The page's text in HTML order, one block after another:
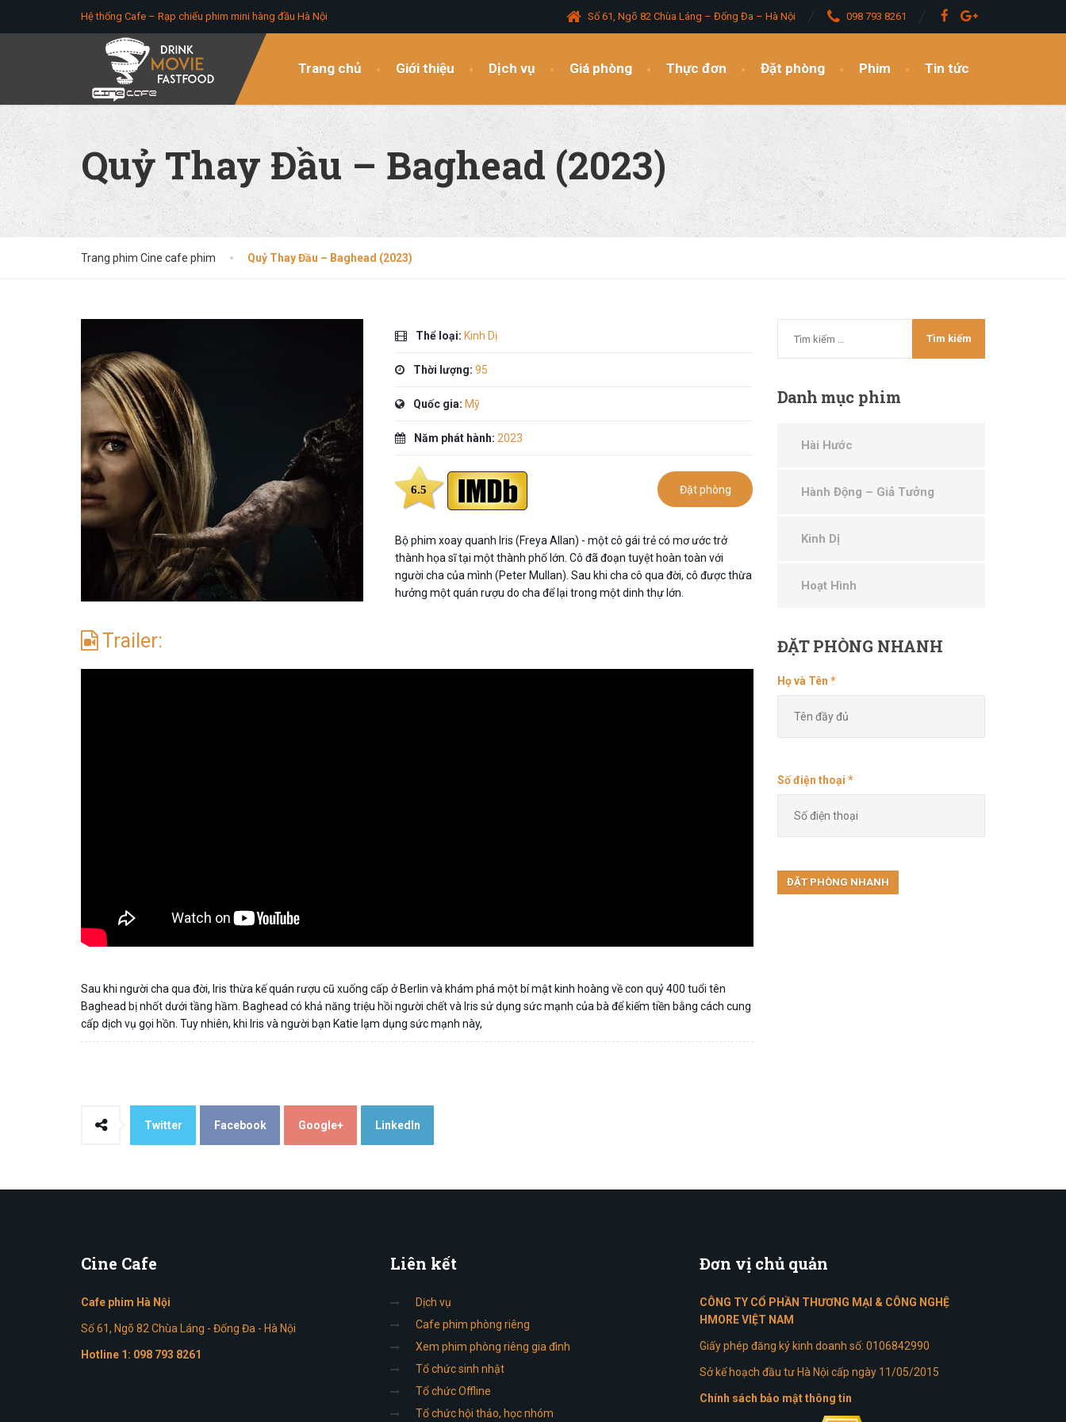
Hệ thống Cafe – Rạp chiếu phim mini hàng đầu Hà Nội Số 61, Ngõ 82 Chùa Láng – Đống Đa – Hà Nội 098 793 8261
Trang chủ Giới thiệu Dịch vụ Giá phòng Thực đơn Đặt phòng Phim Tin tức
Quỷ Thay Đầu – Baghead (2023)
Trang phim Cine cafe phim Quỷ Thay Đầu – Baghead (2023)
Thể loại: Kinh Dị
Thời lượng: 95
Quốc gia: Mỹ
Năm phát hành: 2023
6.5 Đặt phòng
Bộ phim xoay quanh Iris (Freya Allan) - một cô gái trẻ có mơ ước trở
thành họa sĩ tại một thành phố lớn. Cô đã đoạn tuyệt hoàn toàn với
người cha của mình (Peter Mullan). Sau khi cha cô qua đời, cô được thừa
hưởng một quán rượu do cha để lại trong một dinh thự lớn.
Trailer:
Sau khi người cha qua đời, Iris thừa kế quán rượu cũ xuống cấp ở Berlin và khám phá một bí mật kinh hoàng về con quỷ 400 tuổi tên
Baghead bị nhốt dưới tầng hầm. Baghead có khả năng triệu hồi người chết và Iris sử dụng sức mạnh của bà để kiếm tiền bằng cách cung
cấp dịch vụ gọi hồn. Tuy nhiên, khi Iris và người bạn Katie lạm dụng sức mạnh này,
Twitter Facebook Google+ LinkedIn
Danh mục phim
Hài Hước
Hành Động – Giả Tưởng
Kinh Dị
Hoạt Hình
ĐẶTPHÒNG NHANH
Họ và Tên *
Số điện thoại *
Cine Cafe
Cafe phim Hà Nội
Số 61, Ngõ 82 Chùa Láng - Đống Đa - Hà Nội
Hotline 1: 098 793 8261
Liên kết
Dịch vụ
Cafe phim phòng riêng
Xem phim phòng riêng gia đình
Tổ chức sinh nhật
Tổ chức Offline
Tổ chức hội thảo, học nhóm
Đơn vị chủ quản
CÔNG TY CỔ PHẦN THƯƠNG MẠI & CÔNG NGHỆ
HMORE VIỆT NAM
Giấy phép đăng ký kinh doanh số: 0106842990
Sở kế hoạch đầu tư Hà Nội cấp ngày 11/05/2015
Chính sách bảo mật thông tin